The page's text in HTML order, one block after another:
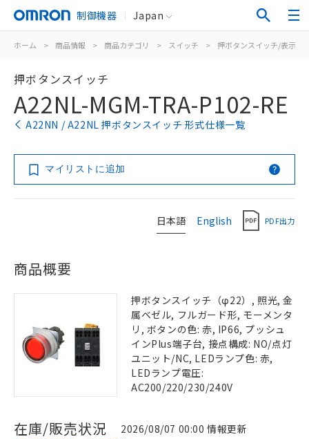
制御機器 Japan
ホーム > 商品情報 > 商品カテゴリ > スイッチ > 押ボタンスイッチ/表示灯
押ボタンスイッチ
A22NL-MGM-TRA-P102-RE
A22NN / A22NL 押ボタンスイッチ 形式仕様一覧
マイリストに追加
日本語 English PDF出力
商品概要
押ボタンスイッチ（φ22）, 照光, 金
属ベゼル, フルガード形, モーメンタ
リ, ボタンの色: 赤, IP66, プッシュ
インPlus端子台, 接点構成: NO/点灯
ユニット/NC, LEDランプ色: 赤,
LEDランプ電圧:
AC200/220/230/240V
在庫/販売状況
2026/08/07 00:00 情報更新